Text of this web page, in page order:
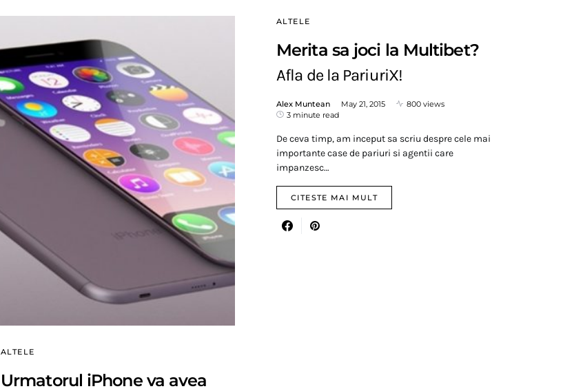
ALTELE
Urmatorul iPhone va avea
ALTELE
Merita sa joci la Multibet?
Afla de la PariuriX!
Alex Muntean May 21, 2015
800 views
3 minute read
De ceva timp, am inceput sa scriu despre cele mai
importante case de pariuri si agentii care
impanzesc…
CITESTE MAI MULT